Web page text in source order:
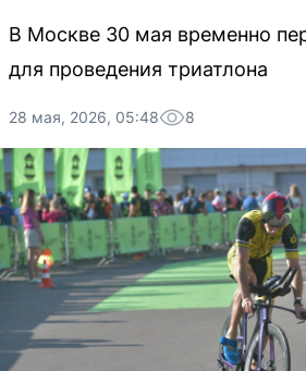
В Москве 30 мая временно
для проведения триатлона
28 мая, 2026, 05:48 8